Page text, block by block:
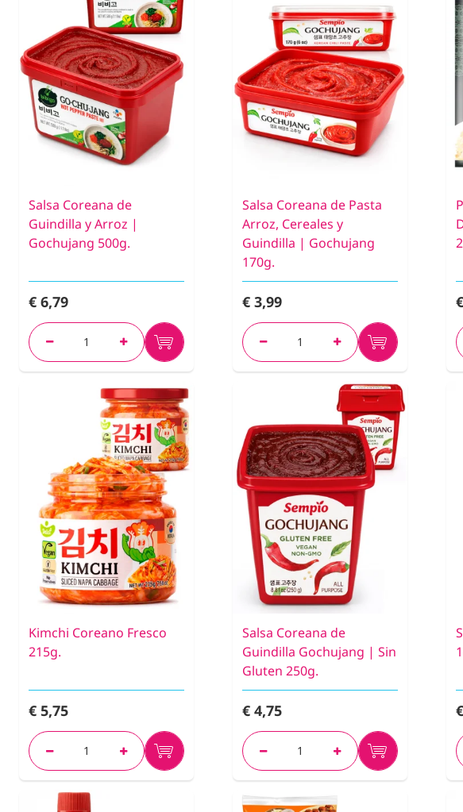
Salsa Coreana de
Guindilla y Arroz |
Gochujang 500g.
€ 6,79
Salsa Coreana de Pasta
Arroz, Cereales y
Guindilla | Gochujang
170g.
€ 3,99
Kimchi Coreano Fresco
215g.
€ 5,75
Salsa Coreana de
Guindilla Gochujang | Sin
Gluten 250g.
€ 4,75